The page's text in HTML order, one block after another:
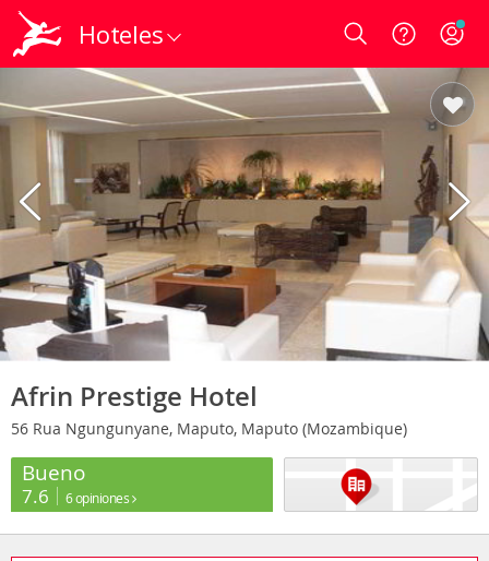
Hoteles Login
Afrin Prestige Hotel
56 Rua Ngungunyane, Maputo, Maputo (Mozambique)
Bueno
7.6 6 opiniones